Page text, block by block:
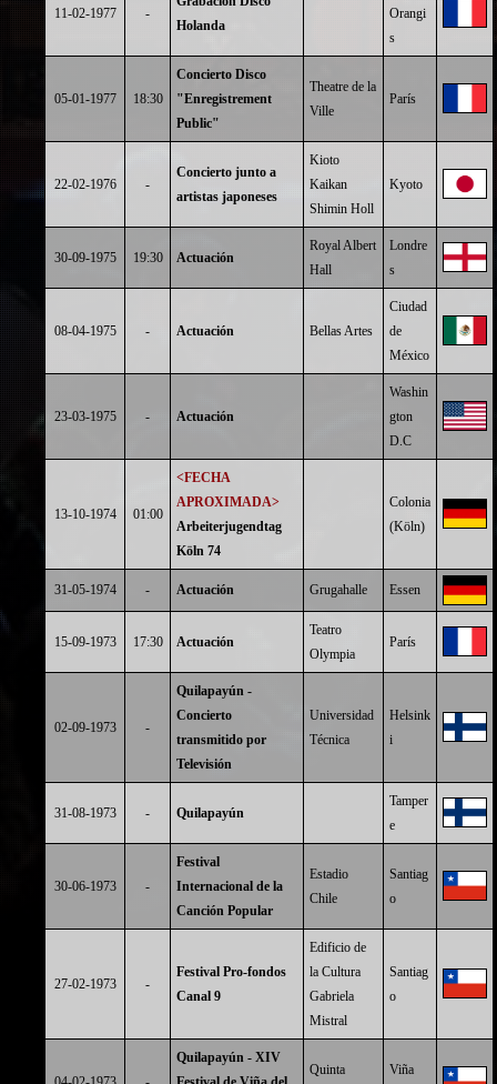
11-02-1977 -
Holanda
Orangi
s
05-01-1977 18:30
Concierto Disco
"Enregistrement
Public"
Theatre de la
Ville
París
22-02-1976 -
Concierto junto a
artistas japoneses
Kioto
Kaikan
Shimin Holl
Kyoto
30-09-1975 19:30 Actuación
Royal Albert
Hall
Londre
s
08-04-1975 - Actuación Bellas Artes
Ciudad
de
México
23-03-1975 - Actuación
Washin
gton
D.C
13-10-1974 01:00
<FECHA
APROXIMADA>
Arbeiterjugendtag
Köln 74
Colonia
(Köln)
31-05-1974 - Actuación Grugahalle Essen
15-09-1973 17:30 Actuación
Teatro
Olympia
París
02-09-1973 -
Quilapayún -
Concierto
transmitido por
Televisión
Universidad
Técnica
Helsink
i
31-08-1973 - Quilapayún
Tamper
e
30-06-1973 -
Festival
Internacional de la
Canción Popular
Estadio
Chile
Santiag
o
27-02-1973 -
Festival Pro-fondos
Canal 9
Edificio de
la Cultura
Gabriela
Mistral
Santiag
o
Quilapayún - XIV
Quinta Viña